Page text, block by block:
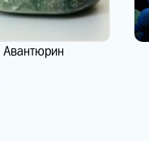
Авантюрин